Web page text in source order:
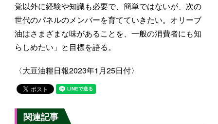
覚以外に経験や知識も必要で、簡単ではないが、次の
世代のパネルのメンバーを育てていきたい。オリーブ
油はさまざまな味があることを、一般の消費者にも知
らしめたい」と目標を語る。
〈大豆油糧日報2023年1月25日付〉
関連記事